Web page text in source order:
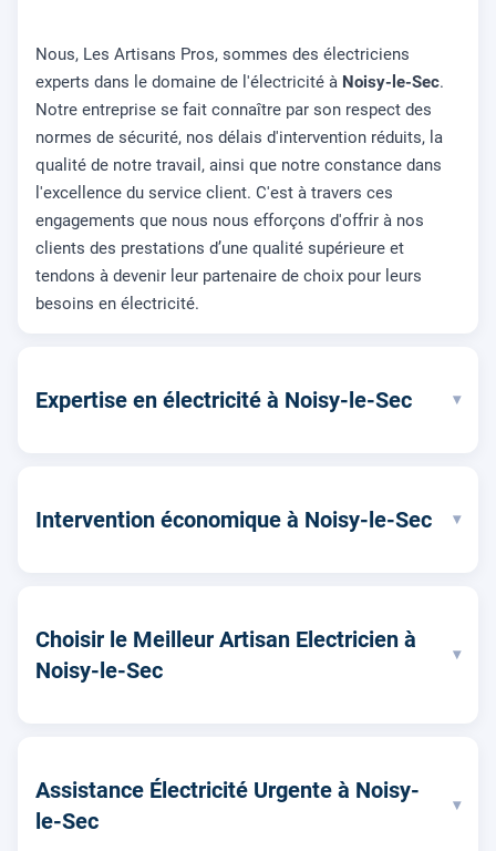
Nous, Les Artisans Pros, sommes des électriciens
experts dans le domaine de l'électricité à Noisy-le-Sec.
Notre entreprise se fait connaître par son respect des
normes de sécurité, nos délais d'intervention réduits, la
qualité de notre travail, ainsi que notre constance dans
l'excellence du service client. C'est à travers ces
engagements que nous nous efforçons d'offrir à nos
clients des prestations d’une qualité supérieure et
tendons à devenir leur partenaire de choix pour leurs
besoins en électricité.
Expertise en électricité à Noisy-le-Sec ▾
Intervention économique à Noisy-le-Sec ▾
Choisir le Meilleur Artisan Electricien à
Noisy-le-Sec
▾
Assistance Électricité Urgente à Noisy-
le-Sec
▾